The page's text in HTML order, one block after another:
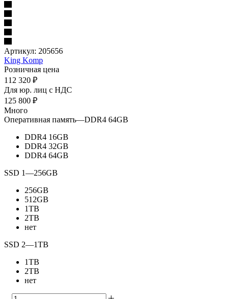
Артикул: 205656
King Komp
Розничная цена
112 320 ₽
Для юр. лиц c НДС
125 800 ₽
Много
Оперативная память—DDR4 64GB
DDR4 16GB
DDR4 32GB
DDR4 64GB
SSD 1—256GB
256GB
512GB
1TB
2TB
нет
SSD 2—1TB
1TB
2TB
нет